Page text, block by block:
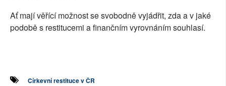
Ať mají věřící možnost se svobodně vyjádřit, zda a v jaké
podobě s restitucemi a finančním vyrovnáním souhlasí.
Církevní restituce v ČR